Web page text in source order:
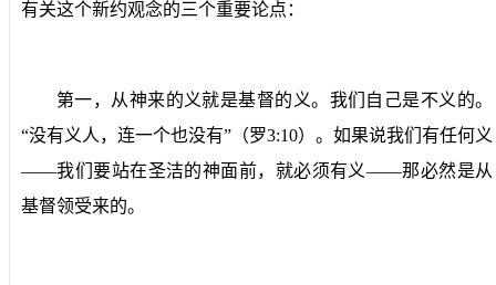
有关这个新约观念的三个重要论点：
第一，从神来的义就是基督的义。我们自己是不义的。
“没有义人，连一个也没有”（罗3:10）。如果说我们有任何义
——我们要站在圣洁的神面前，就必须有义——那必然是从
基督领受来的。